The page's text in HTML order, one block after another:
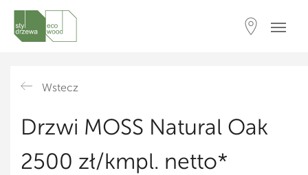
Wstecz
Drzwi MOSS Natural Oak
2500 zł/kmpl. netto*